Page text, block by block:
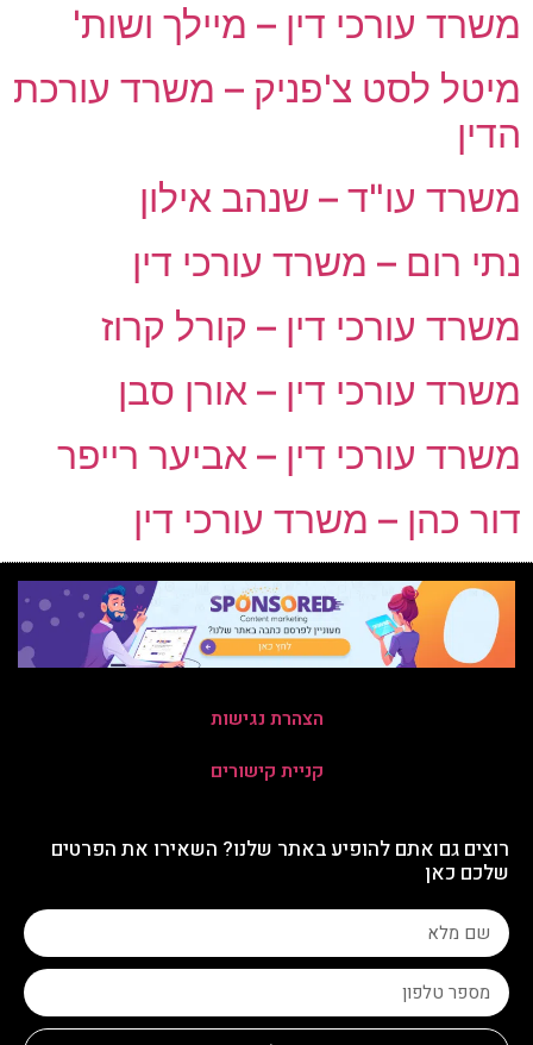
משרד עורכי דין – מיילך ושות'
מיטל לסט צ'פניק – משרד עורכת
הדין
משרד עו"ד – שנהב אילון
נתי רום – משרד עורכי דין
משרד עורכי דין – קורל קרוז
משרד עורכי דין – אורן סבן
משרד עורכי דין – אביער רייפר
דור כהן – משרד עורכי דין
הצהרת נגישות
קניית קישורים
רוצים גם אתם להופיע באתר שלנו? השאירו את הפרטים
שלכם כאן